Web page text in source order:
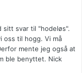
sitt svar til "hodeløs".
oss til hogg. Vi må
mente jeg også at
ble benyttet. Nick